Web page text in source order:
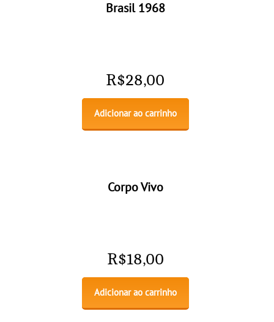
Brasil 1968
R$28,00
Adicionar ao carrinho
Corpo Vivo
R$18,00
Adicionar ao carrinho